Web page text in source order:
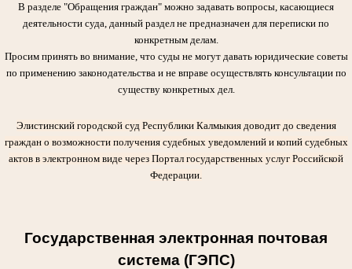
В разделе "Обращения граждан" можно задавать вопросы, касающиеся
деятельности суда, данный раздел не предназначен для переписки по
конкретным делам.
Просим принять во внимание, что суды не могут давать юридические советы
по применению законодательства и не вправе осуществлять консультации по
существу конкретных дел.
Элистинский городской суд Республики Калмыкия доводит до сведения
граждан о возможности получения судебных уведомлений и копий судебных
актов в электронном виде через Портал государственных услуг Российской
Федерации.
Государственная электронная почтовая
система (ГЭПС)